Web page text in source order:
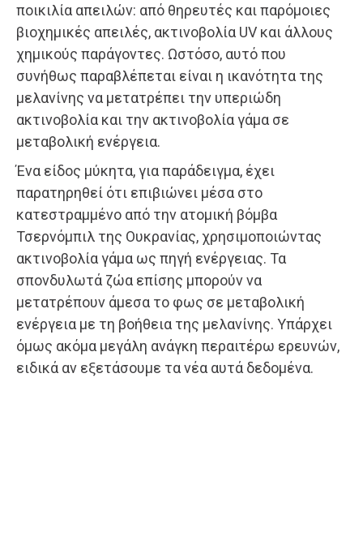
ποικιλία απειλών: από θηρευτές και παρόμοιες
βιοχημικές απειλές, ακτινοβολία UV και άλλους
χημικούς παράγοντες. Ωστόσο, αυτό που
συνήθως παραβλέπεται είναι η ικανότητα της
μελανίνης να μετατρέπει την υπεριώδη
ακτινοβολία και την ακτινοβολία γάμα σε
μεταβολική ενέργεια.
Ένα είδος μύκητα, για παράδειγμα, έχει
παρατηρηθεί ότι επιβιώνει μέσα στο
κατεστραμμένο από την ατομική βόμβα
Τσερνόμπιλ της Ουκρανίας, χρησιμοποιώντας
ακτινοβολία γάμα ως πηγή ενέργειας. Τα
σπονδυλωτά ζώα επίσης μπορούν να
μετατρέπουν άμεσα το φως σε μεταβολική
ενέργεια με τη βοήθεια της μελανίνης. Υπάρχει
όμως ακόμα μεγάλη ανάγκη περαιτέρω ερευνών,
ειδικά αν εξετάσουμε τα νέα αυτά δεδομένα.